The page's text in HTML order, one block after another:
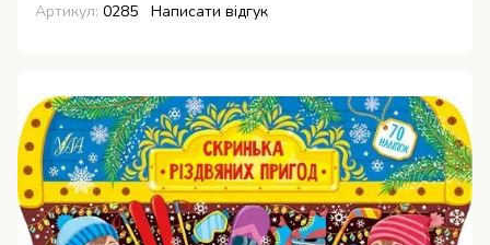
Артикул: 0285 Написати відгук